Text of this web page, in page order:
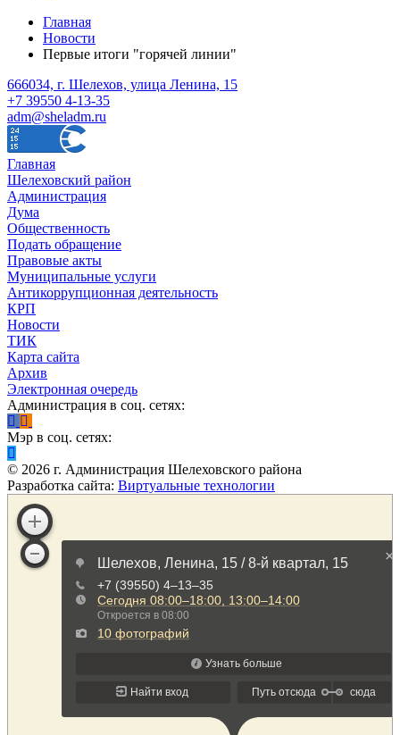
Главная
Новости
Первые итоги "горячей линии"
666034, г. Шелехов, улица Ленина, 15
+7 39550 4-13-35
adm@sheladm.ru
Главная
Шелеховский район
Администрация
Дума
Общественность
Подать обращение
Правовые акты
Муниципальные услуги
Антикоррупционная деятельность
КРП
Новости
ТИК
Карта сайта
Архив
Электронная очередь
Администрация в соц. сетях:
Мэр в соц. сетях:
© 2026 г. Администрация Шелеховского района
Разработка сайта: Виртуальные технологии